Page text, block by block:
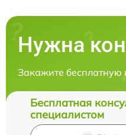
Нужна
Закажите бесплатную
Бесплатная
специалистом